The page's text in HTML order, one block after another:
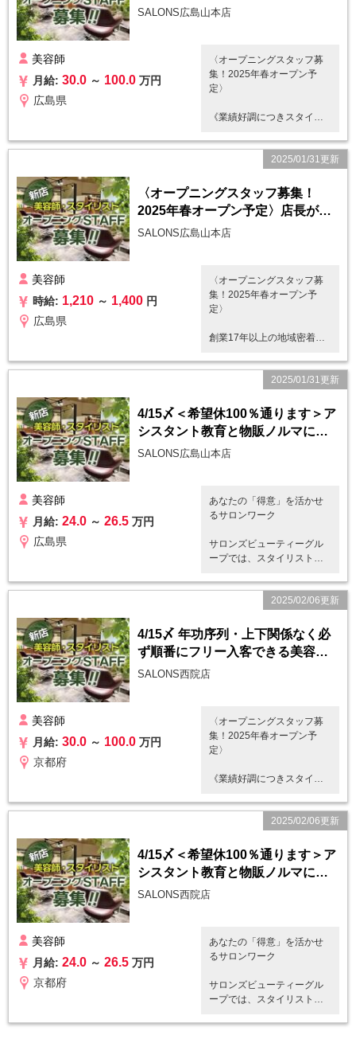
です
SALONS広島山本店
美容師
月給: 30.0 ～ 100.0 万円
広島県
〈オープニングスタッフ募
集！2025年春オープン予
定〉
《業績好調につきスタイリ
◆施術を中心としたサロン業
☆集客力抜群！知名度の高
い地域密着サロンです！
☆指名が取れやすい顧客
層！ 35歳以上のお客様が多
前、閉店後も入客できます
☆平均客単価は5,000円以上
☆使用薬剤はマテリアカラ
ナカラー・HITA・プライア
☆自社で開発した手に優し
い天然成分100％のオーガニ
ックシャンプーを使用して
● 無理なく稼げるので、お店
の雰囲気◎
自分のペースで働ける、少
業務委託にありがちなピリ
ピリした雰囲気とは無縁で
変わります！
く方でも安心
入社直後のフォローはもち
実。優しく親しみやすい専
属マネージャーにいつでも
相談できます！
らしい働き方を選べます！
集客サイトの上位プラン掲
載×長年の店舗運営による知
働き方を実現しています。
『稼ぎたい派』のあなたへ
例えば、こんな働き方も。
独立を目指したい方にもサ
ロンズはおすすめです！
・週1～2日休み ×1日9時間
勤務
・施術時間を短縮して入客
アップ！ 施術ルールがない
『休み重視派』のあなたへ
仕事もプライベートも大事
2025/01/31更新
〈オープニングスタッフ募集！
2025年春オープン予定〉店長がい
ないので気を遣わず帰れます！
SALONS広島山本店
美容師
時給: 1,210 ～ 1,400 円
広島県
〈オープニングスタッフ募
集！2025年春オープン予
定〉
創業17年以上の地域密着型
指名される方が多い35歳以
上のお客様が多く来店され
【マンツーマン制】【カッ
ト3割・カラーカット5割・
その他2割】
までを担当していただきま
す。
方は支給のゴム手袋の着用
が可能です！
はありませんので、お客様
の施術に専念できます♪
入社当日は本社から研修担
当者と、勤務地域の担当マ
ネージャー2名体制で研修を
行います。
にご相談ください♪
マネージャーの皆さんはと
ても優しく話しやすい雰囲
内に行います。営業後の研
修は行いません！
しているので後からの確認
も可能です◎
・家族が大好き
・美容師に復帰したい
い
・気をつかわず楽しく働き
・長く美容師を続けたい
2025/01/31更新
4/15〆＜希望休100％通ります＞ア
シスタント教育と物販ノルマに疲
れていませんか？
SALONS広島山本店
美容師
月給: 24.0 ～ 26.5 万円
広島県
あなたの「得意」を活かせ
るサロンワーク
サロンズビューティーグル
ープでは、スタイリスト一
最大限に発揮できる環境を
整えています。マンツーマ
ひとりとじっくり向き合
い、自分のペースで納得の
いくサービスを提供できま
す。
具体的な業務内容
・カット・カラー・パーマ
・カウンセリングからアフ
・カルテ記録（次回来店時
のために、施術内容やお客
様のこだわりポイント）
シンプルな業務で施術に集
中
・アシスタントなし：施術
・電話対応不要：予約専用
コールセンターを完備
との信頼関係構築に集中で
きます
2025/02/06更新
4/15〆 年功序列・上下関係なく必
ず順番にフリー入客できる美容室
です
SALONS西院店
美容師
月給: 30.0 ～ 100.0 万円
京都府
〈オープニングスタッフ募
集！2025年春オープン予
定〉
《業績好調につきスタイリ
◆施術を中心としたサロン業
☆集客力抜群！知名度の高
い地域密着サロンです！
☆指名が取れやすい顧客
層！ 35歳以上のお客様が多
前、閉店後も入客できます
☆平均客単価は5,000円以上
ー・エドルカラー・ルビオ
ナカラー・HITA・プライア
☆自社で開発した手に優し
2025/02/06更新
4/15〆＜希望休100％通ります＞ア
シスタント教育と物販ノルマに疲
れていませんか？
SALONS西院店
美容師
月給: 24.0 ～ 26.5 万円
京都府
あなたの「得意」を活かせ
るサロンワーク
サロンズビューティーグル
ープでは、スタイリスト一
最大限に発揮できる環境を